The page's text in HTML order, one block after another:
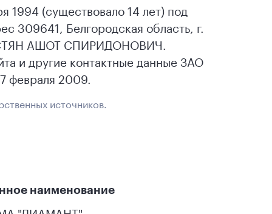
(существовало 14 лет) под
Белгородская область, г.
АШОТ СПИРИДОНОВИЧ.
и другие контактные данные ЗАО
февраля 2009.
источников.
наименование